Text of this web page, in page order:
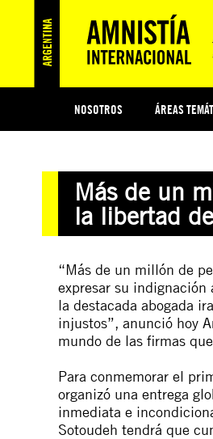
NOSOTROS ÁREAS
PREGUNTAS FRECUENTES
Más de un
la libertad
“Más de un millón de
expresar su
la destacada abogada
injustos”, anunció hoy
mundo de las firmas
Para conmemorar el
organizó una entrega
inmediata e
Sotoudeh tendrá que